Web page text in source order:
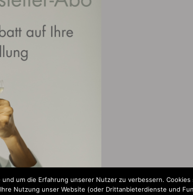
um die Erfahrung unserer Nutzer zu verbessern.
Nutzung unser Website (oder Drittanbieterdienste und